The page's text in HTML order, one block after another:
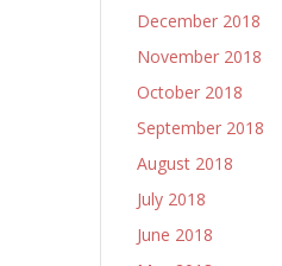
December 2018
November 2018
October 2018
September 2018
August 2018
July 2018
June 2018